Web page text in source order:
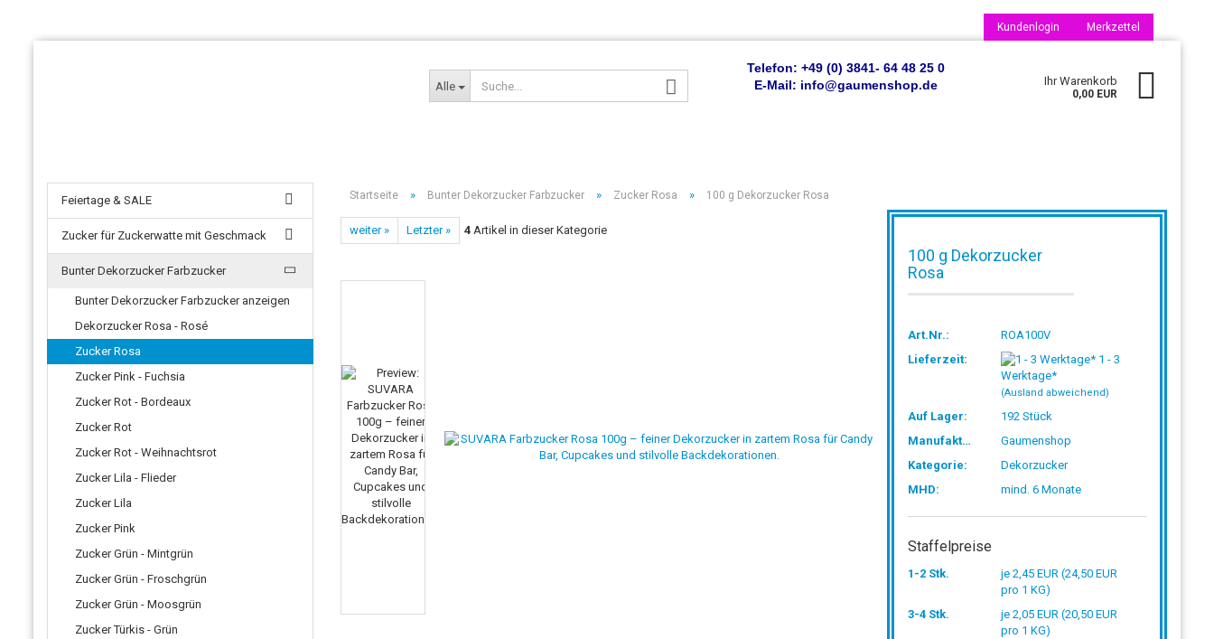
Kundenlogin Merkzettel
Alle
Telefon: +49 (0) 3841- 64 48 25 0
E-Mail: info@gaumenshop.de
Ihr Warenkorb
0,00 EUR
Startseite » Bunter Dekorzucker Farbzucker » Zucker Rosa » 100 g Dekorzucker Rosa
weiter » Letzter » 4 Artikel in dieser Kategorie
100 g Dekorzucker
Rosa
Art.Nr.:
ROA100V
Lieferzeit:
1 - 3
Werktage*
(Ausland abweichend)
Auf Lager: 192 Stück
Manufaktur:
Gaumenshop
Kategorie:
Dekorzucker
MHD:
mind. 6 Monate
Staffelpreise
1-2 Stk.
je 2,45 EUR (24,50 EUR
pro 1 KG)
3-4 Stk.
je 2,05 EUR (20,50 EUR
pro 1 KG)
Feiertage & SALE
Zucker für Zuckerwatte mit Geschmack
Bunter Dekorzucker Farbzucker
Bunter Dekorzucker Farbzucker anzeigen
Dekorzucker Rosa - Rosé
Zucker Rosa
Zucker Pink - Fuchsia
Zucker Rot - Bordeaux
Zucker Rot
Zucker Rot - Weihnachtsrot
Zucker Lila - Flieder
Zucker Lila
Zucker Pink
Zucker Grün - Mintgrün
Zucker Grün - Froschgrün
Zucker Grün - Moosgrün
Zucker Türkis - Grün